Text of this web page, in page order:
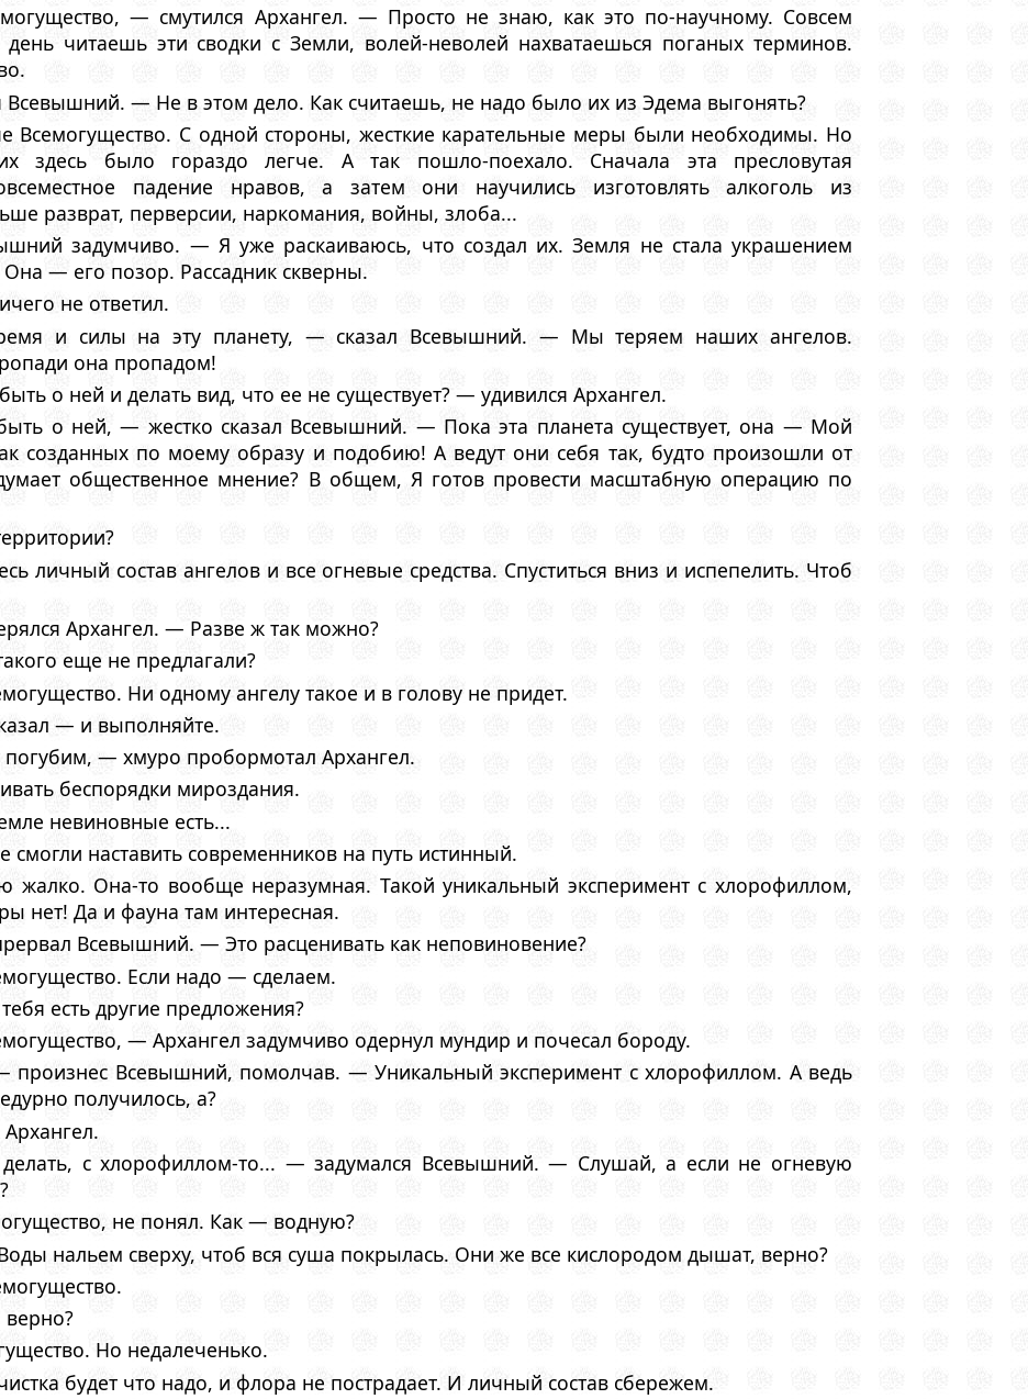
— смутился Архангел. — Просто не знаю, как это по-научному. Совсем
читаешь эти сводки с Земли, волей-неволей нахватаешься поганых терминов.
— Не в этом дело. Как считаешь, не надо было их из Эдема выгонять?
Всемогущество. С одной стороны, жесткие карательные меры были необходимы. Но
их здесь было гораздо легче. А так пошло-поехало. Сначала эта пресловутая
падение нравов, а затем они научились изготовлять алкоголь из
разврат, перверсии, наркомания, войны, злоба...
задумчиво. — Я уже раскаиваюсь, что создал их. Земля не стала украшением
Она — его позор. Рассадник скверны.
не ответил.
и силы на эту планету, — сказал Всевышний. — Мы теряем наших ангелов.
она пропадом!
о ней и делать вид, что ее не существует? — удивился Архангел.
о ней, — жестко сказал Всевышний. — Пока эта планета существует, она — Мой
созданных по моему образу и подобию! А ведут они себя так, будто произошли от
общественное мнение? В общем, Я готов провести масштабную операцию по
личный состав ангелов и все огневые средства. Спуститься вниз и испепелить. Чтоб
Архангел. — Разве ж так можно?
еще не предлагали?
Ни одному ангелу такое и в голову не придет.
— и выполняйте.
— хмуро пробормотал Архангел.
беспорядки мироздания.
невиновные есть...
наставить современников на путь истинный.
Она-то вообще неразумная. Такой уникальный эксперимент с хлорофиллом,
нет! Да и фауна там интересная.
Всевышний. — Это расценивать как неповиновение?
Если надо — сделаем.
есть другие предложения?
— Архангел задумчиво одернул мундир и почесал бороду.
Всевышний, помолчав. — Уникальный эксперимент с хлорофиллом. А ведь
получилось, а?
с хлорофиллом-то... — задумался Всевышний. — Слушай, а если не огневую
не понял. Как — водную?
нальем сверху, чтоб вся суша покрылась. Они же все кислородом дышат, верно?
Но недалеченько.
будет что надо, и флора не пострадает. И личный состав сбережем.